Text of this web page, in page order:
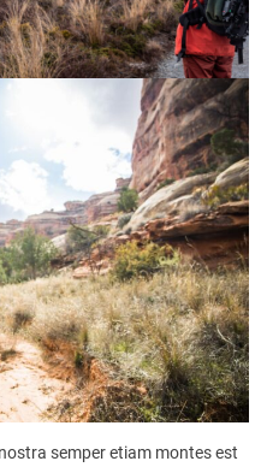
semper etiam montes est